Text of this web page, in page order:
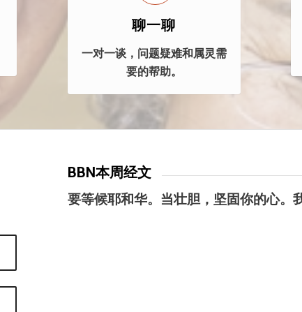
聊一聊
一对一谈，问题疑难和属灵需
要的帮助。
BBN本周经文
要等候耶和华。当壮胆，坚固你的心。